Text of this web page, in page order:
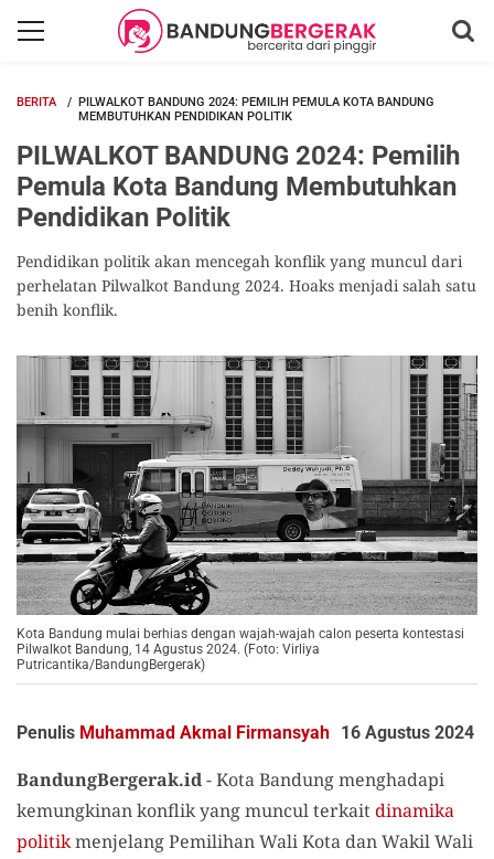
BERITA
PILWALKOT BANDUNG 2024: PEMILIH PEMULA KOTA BANDUNG
MEMBUTUHKAN PENDIDIKAN POLITIK
PILWALKOT BANDUNG 2024: Pemilih
Pemula Kota Bandung Membutuhkan
Pendidikan Politik
Pendidikan politik akan mencegah konflik yang muncul dari
perhelatan Pilwalkot Bandung 2024. Hoaks menjadi salah satu
benih konflik.
Kota Bandung mulai berhias dengan wajah-wajah calon peserta kontestasi
Pilwalkot Bandung, 14 Agustus 2024. (Foto: Virliya
Putricantika/BandungBergerak)
Penulis Muhammad Akmal Firmansyah 16 Agustus 2024
BandungBergerak.id- Kota Bandung menghadapi
kemungkinan konflik yang muncul terkaitdinamika
politikmenjelang Pemilihan Wali Kota dan Wakil Wali